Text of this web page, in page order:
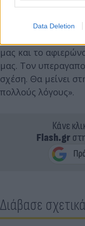
Data Deletion
οργανισμός.
μας και το
μας. Τον
σχέση. Θα μείνει
πολλούς λόγους».
Κάνε
Flash.gr
Διάβασε σχετικά